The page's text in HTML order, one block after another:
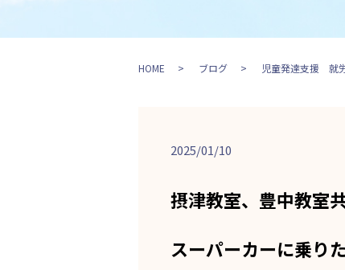
HOME ブログ 児童発達支援 就
2025/01/10
摂津教室、豊中教室
スーパーカーに乗り